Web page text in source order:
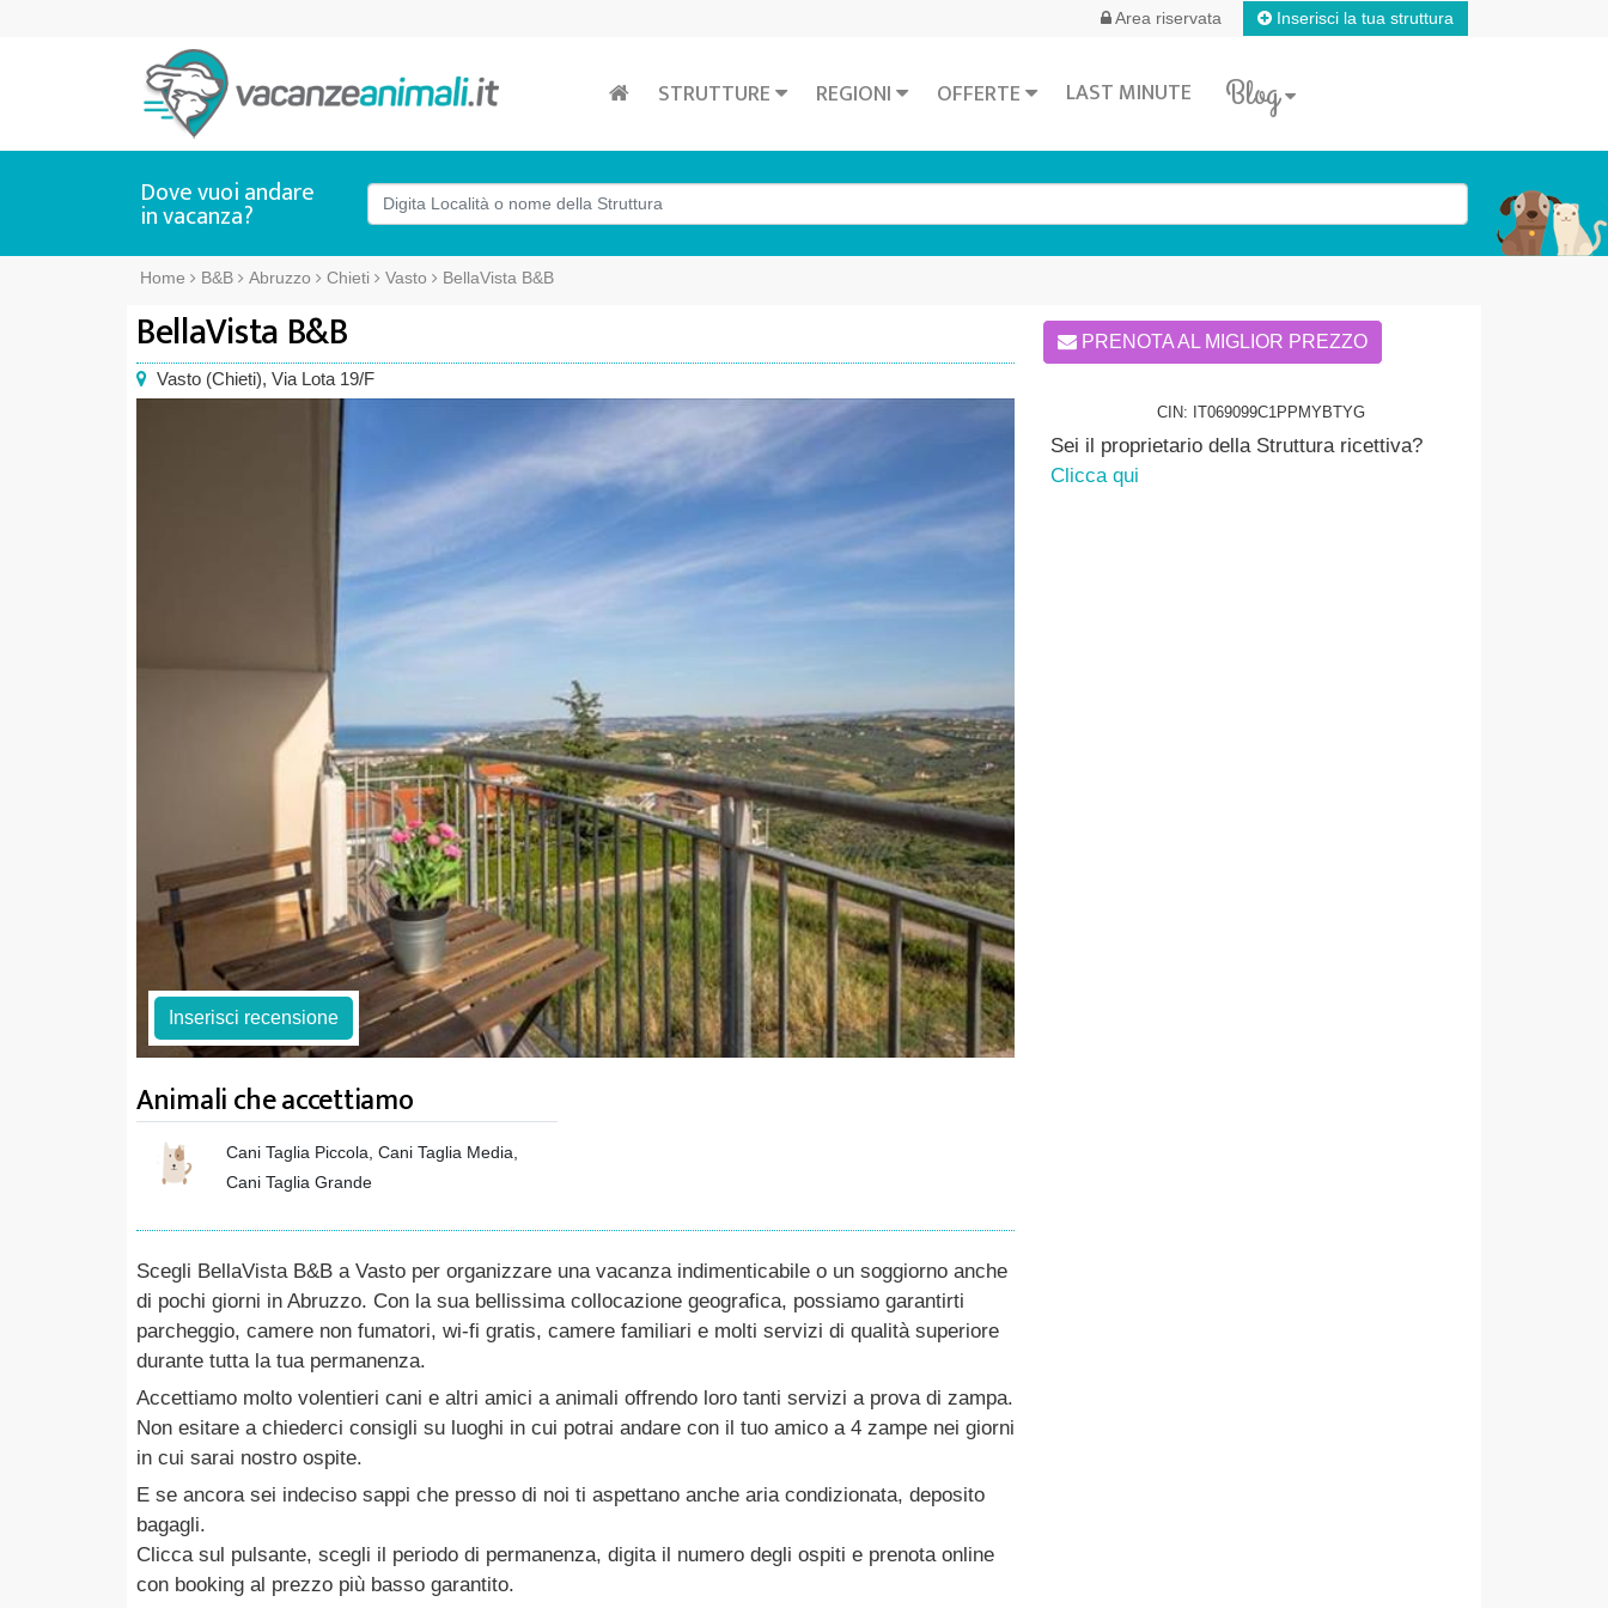
Area riservata Inserisci la tua struttura
STRUTTURE REGIONI OFFERTE LAST MINUTE Blog
Dove vuoi andare
in vacanza?
Home B&B Abruzzo Chieti Vasto BellaVista B&B
BellaVista B&B
Vasto (Chieti), Via Lota 19/F
Inserisci recensione
Animali che accettiamo
Cani Taglia Piccola, Cani Taglia Media,
Cani Taglia Grande
Scegli BellaVista B&B a Vasto per organizzare una vacanza indimenticabile o un soggiorno anche
di pochi giorni in Abruzzo. Con la sua bellissima collocazione geografica, possiamo garantirti
parcheggio, camere non fumatori, wi-fi gratis, camere familiari e molti servizi di qualità superiore
durante tutta la tua permanenza.
Accettiamo molto volentieri cani e altri amici a animali offrendo loro tanti servizi a prova di zampa.
Non esitare a chiederci consigli su luoghi in cui potrai andare con il tuo amico a 4 zampe nei giorni
in cui sarai nostro ospite.
E se ancora sei indeciso sappi che presso di noi ti aspettano anche aria condizionata, deposito
bagagli.
Clicca sul pulsante, scegli il periodo di permanenza, digita il numero degli ospiti e prenota online
con booking al prezzo più basso garantito.
PRENOTA AL MIGLIOR PREZZO
CIN: IT069099C1PPMYBTYG
Sei il proprietario della Struttura ricettiva?
Clicca qui